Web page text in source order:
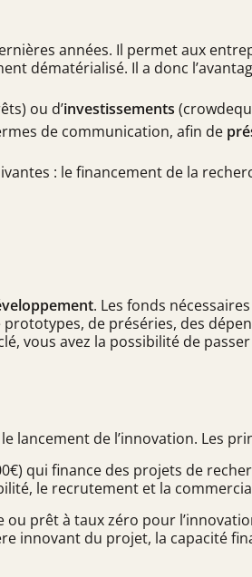
années. Il permet aux
dématérialisé. Il a donc
ou d’investissements
de communication, afin de
: le financement de la
. Les fonds
de préséries, des
vous avez la possibilité de
lancement de l’innovation. Les
) qui finance des projets de
le recrutement et la
ou prêt à taux zéro pour
innovant du projet, la capacité